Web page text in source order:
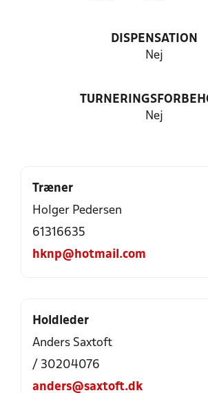
DISPENSATION
Nej
Nej
Træner
Holger Pedersen
61316635
hknp@hotmail.com
Holdleder
Anders Saxtoft
/ 30204076
anders@saxtoft.dk